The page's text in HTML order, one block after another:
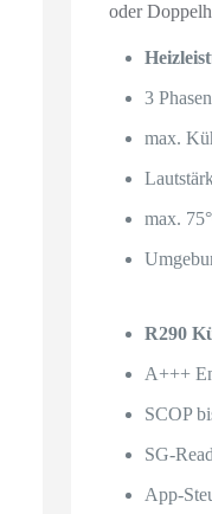
oder
3
max.
max.
R290
A+++
SCOP
SG-
App-